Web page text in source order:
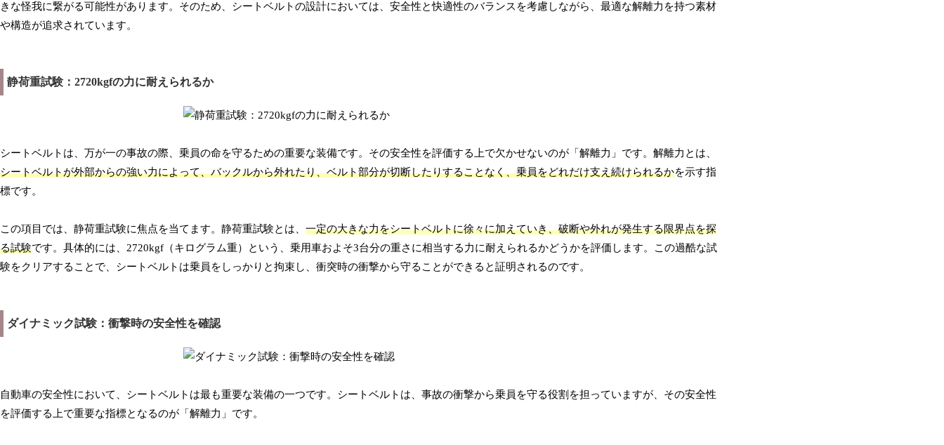
きな怪我に繋がる可能性があります。そのため、シートベルトの設計においては、安全性と快適性のバランスを考慮しながら、最適な解離力を持つ素材
や構造が追求されています。
静荷重試験：2720kgfの力に耐えられるか
シートベルトは、万が一の事故の際、乗員の命を守るための重要な装備です。その安全性を評価する上で欠かせないのが「解離力」です。解離力とは、
シートベルトが外部からの強い力によって、バックルから外れたり、ベルト部分が切断したりすることなく、乗員をどれだけ支え続けられるかを示す指
標です。
この項目では、静荷重試験に焦点を当てます。静荷重試験とは、 一定の大きな力をシートベルトに徐々に加えていき、破断や外れが発生する限界点を探
る試験です。具体的には、2720kgf（キログラム重）という、乗用車およそ3台分の重さに相当する力に耐えられるかどうかを評価します。この過酷な試
験をクリアすることで、シートベルトは乗員をしっかりと拘束し、衝突時の衝撃から守ることができると証明されるのです。
ダイナミック試験：衝撃時の安全性を確認
自動車の安全性において、シートベルトは最も重要な装備の一つです。シートベルトは、事故の衝撃から乗員を守る役割を担っていますが、その安全性
を評価する上で重要な指標となるのが「解離力」です。